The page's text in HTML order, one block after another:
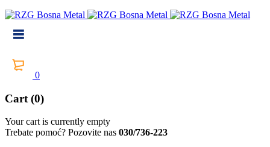
0
Cart (0)
Your cart is currently empty
Trebate pomoć? Pozovite nas 030/736-223